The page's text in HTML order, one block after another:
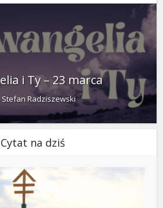
i Ty – 23 marca
Stefan Radziszewski
Cytat na dziś